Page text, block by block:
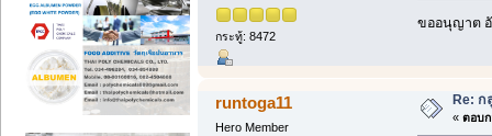
กระทู้: 8472
ขออนุญาต
runtoga11
Hero Member
Re: ก
« ตอบก